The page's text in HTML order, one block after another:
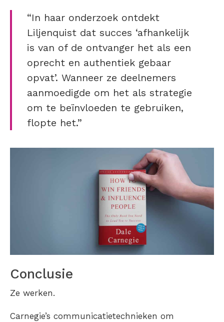
“In haar onderzoek ontdekt
Liljenquist dat succes ‘afhankelijk
is van of de ontvanger het als een
oprecht en authentiek gebaar
opvat’. Wanneer ze deelnemers
aanmoedigde om het als strategie
om te beïnvloeden te gebruiken,
flopte het.”
Conclusie
Ze werken.
Carnegie’s communicatietechnieken om